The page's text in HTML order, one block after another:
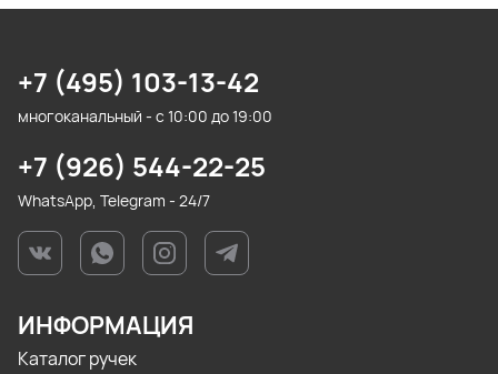
+7 (495) 103-13-42
многоканальный - с 10:00 до 19:00
+7 (926) 544-22-25
WhatsApp, Telegram - 24/7
ИНФОРМАЦИЯ
Каталог ручек